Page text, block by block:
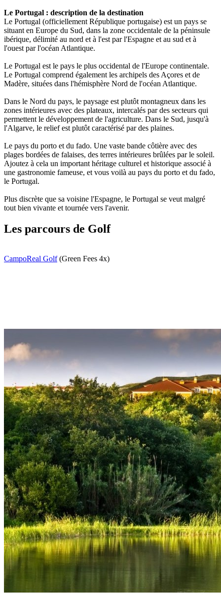
Le Portugal : description de la destination
Le Portugal (officiellement République portugaise) est un pays se
situant en Europe du Sud, dans la zone occidentale de la péninsule
ibérique, délimité au nord et à l'est par l'Espagne et au sud et à
l'ouest par l'océan Atlantique.
Le Portugal est le pays le plus occidental de l'Europe continentale.
Le Portugal comprend également les archipels des Açores et de
Madère, situées dans l'hémisphère Nord de l'océan Atlantique.
Dans le Nord du pays, le paysage est plutôt montagneux dans les
zones intérieures avec des plateaux, intercalés par des secteurs qui
permettent le développement de l'agriculture. Dans le Sud, jusqu'à
l'Algarve, le relief est plutôt caractérisé par des plaines.
Le pays du porto et du fado. Une vaste bande côtière avec des
plages bordées de falaises, des terres intérieures brûlées par le soleil.
Ajoutez à cela un important héritage culturel et historique associé à
une gastronomie fameuse, et vous voilà au pays du porto et du fado,
le Portugal.
Plus discrète que sa voisine l'Espagne, le Portugal se veut malgré
tout bien vivante et tournée vers l'avenir.
Les parcours de Golf
CampoReal Golf(Green Fees 4x)